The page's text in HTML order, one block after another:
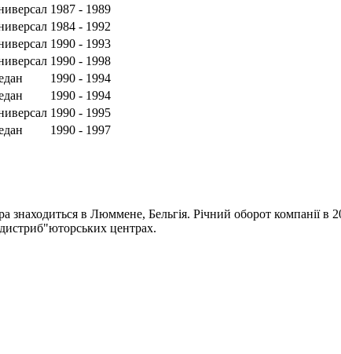
1987 - 1989
1984 - 1992
1990 - 1993
1990 - 1998
1990 - 1994
1990 - 1994
1990 - 1995
1990 - 1997
знаходиться в Люммене, Бельгія. Річний оборот компанії в
центрах.